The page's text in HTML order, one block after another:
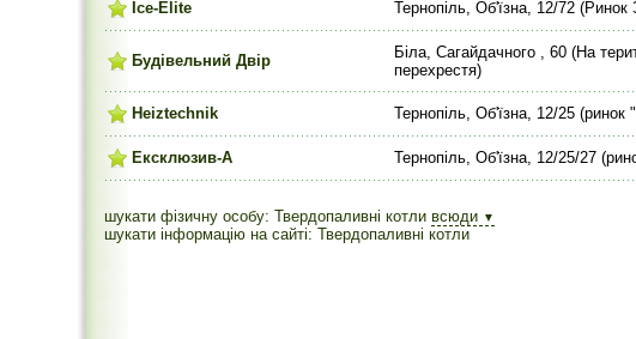
Ice-Elite
Тернопіль, Об'їзна, 12/72 (Ринок
Будівельний Двір
Біла, Сагайдачного , 60 (На
перехрестя)
Heiztechnik Тернопіль, Об'їзна, 12/25 (ринок
Ексклюзив-А Тернопіль, Об'їзна, 12/25/27
шукати фізичну особу: Твердопаливні котли всюди ▼
шукати інформацію на сайті: Твердопаливні котли